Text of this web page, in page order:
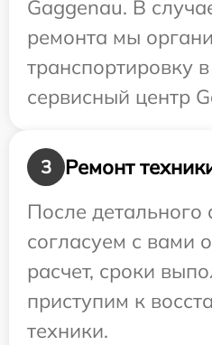
Gaggenau. В
ремонта мы
транспортировку
сервисный центр
3
Ремонт
После
согласуем с вами
расчет, сроки
приступим к
техники.